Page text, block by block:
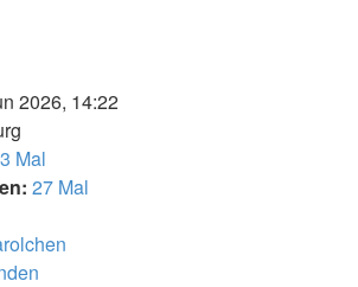
2026, 14:22
Mal
27 Mal